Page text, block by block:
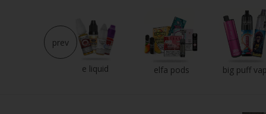
e liquid elfa pods big puff
prev